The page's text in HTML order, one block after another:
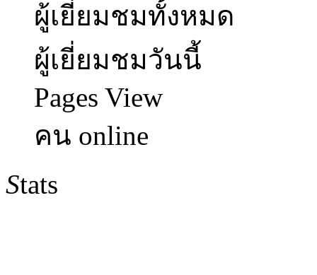
ผู้เยี่ยมชมทั้งหมด
ผู้เยี่ยมชมวันนี้
Pages View
คน online
Stats